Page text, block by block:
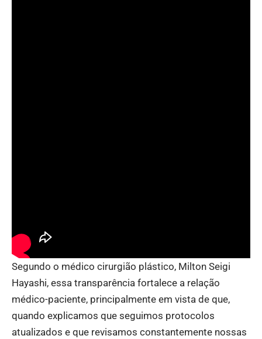
Segundo o médico cirurgião plástico, Milton Seigi
Hayashi, essa transparência fortalece a relação
médico-paciente, principalmente em vista de que,
quando explicamos que seguimos protocolos
atualizados e que revisamos constantemente nossas